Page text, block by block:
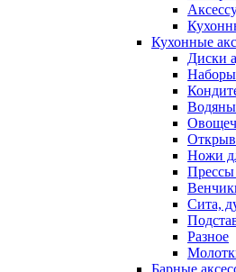
Кухонные
Диски
Наборы
Ножи
Прессы
Сита,
Разное
Барные